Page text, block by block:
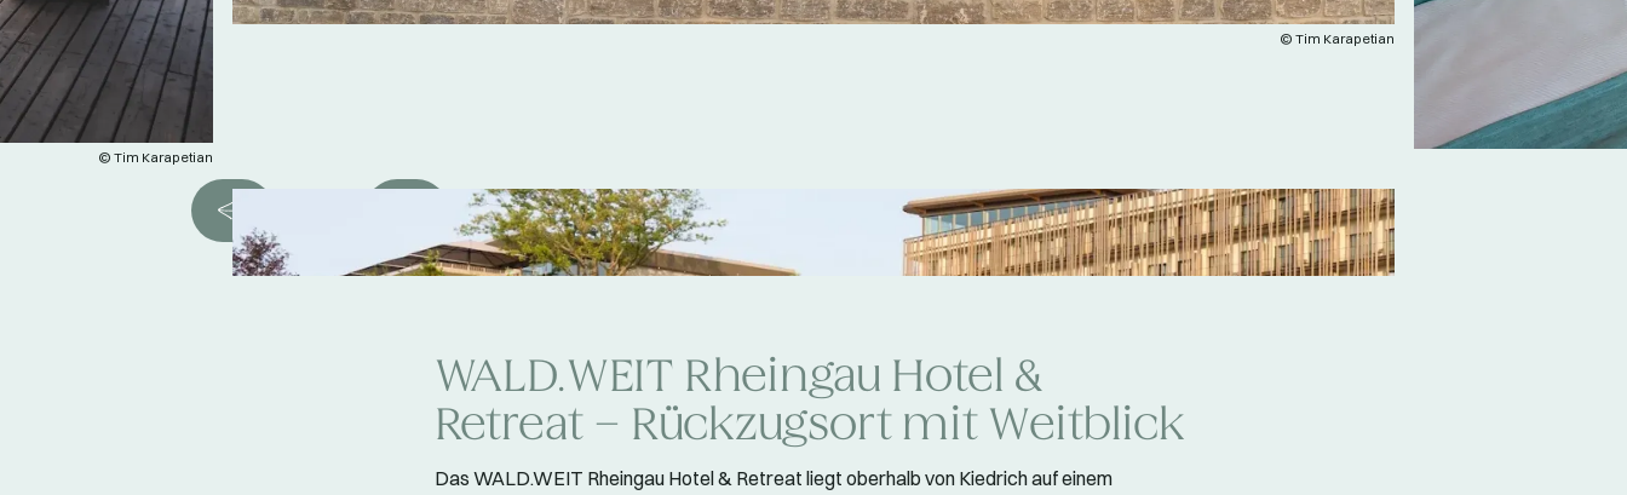
© Tim Karapetian
© Tim Karapetian
WALD.WEIT Rheingau Hotel &
Retreat – Rückzugsort mit Weitblick
Das WALD.WEIT Rheingau Hotel & Retreat liegt oberhalb von Kiedrich auf einem